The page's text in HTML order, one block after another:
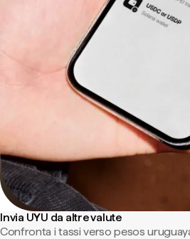
Invia UYU da altre valute
Confronta i tassi verso pesos